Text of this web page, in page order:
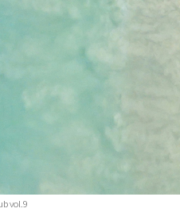
vol.9